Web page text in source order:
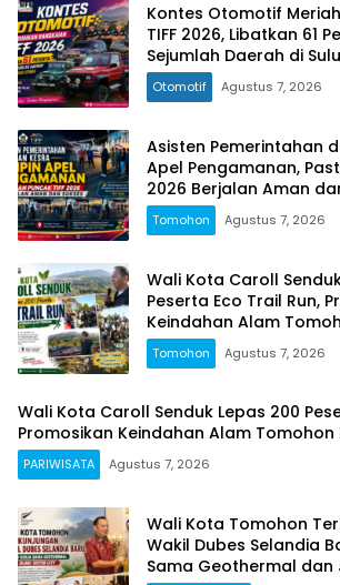
Kontes Otomotif
TIFF 2026, Libatkan 61
Sejumlah Daerah di
Otomotif Agustus 7, 2026
Asisten Pemerintahan
Apel Pengamanan,
2026 Berjalan Aman
Tomohon Agustus 7, 2026
Wali Kota Caroll
Peserta Eco Trail Run,
Keindahan Alam
2026
Tomohon Agustus 7, 2026
Wali Kota Caroll Senduk Lepas 200
Promosikan Keindahan Alam Tomohon
PARIWISATA Agustus 7, 2026
Wali Kota Tomohon
Wakil Dubes Selandia
Sama Geothermal dan